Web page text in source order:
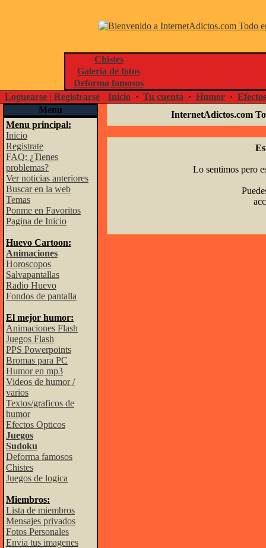
Chistes
Galeria de fotos
Deforma famosos
Loguearse | Registrarse
Inicio · Tu cuenta · Humor ·
Menu
Menu principal:
Inicio
Registrate
FAQ: ¿Tienes
problemas?
Ver noticias anteriores
Buscar en la web
Temas
Ponme en Favoritos
Pagina de Inicio
Huevo Cartoon:
Animaciones
Horoscopos
Salvapantallas
Radio Huevo
Fondos de pantalla
El mejor humor:
Animaciones Flash
Juegos Flash
PPS Powerpoints
Bromas para PC
Humor en mp3
Videos de humor /
varios
Textos/graficos de
humor
Efectos Opticos
Juegos
Sudoku
Deforma famosos
Chistes
Juegos de logica
Miembros:
Lista de miembros
Mensajes privados
Fotos Personales
Envia tus imagenes
InternetAdictos.com
Lo sentimos pero